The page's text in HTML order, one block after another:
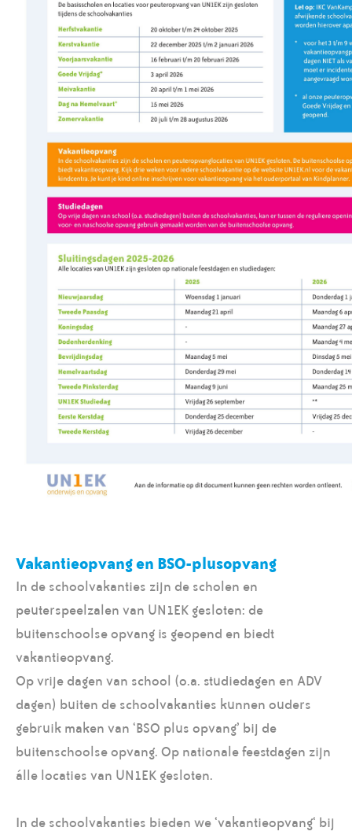
Vakantieopvang en BSO-plusopvang
In de schoolvakanties zijn de scholen en
peuterspeelzalen van UN1EK gesloten: de
buitenschoolse opvang is geopend en biedt
vakantieopvang.
Op vrije dagen van school (o.a. studiedagen en ADV
dagen) buiten de schoolvakanties kunnen ouders
gebruik maken van ‘BSO plus opvang’ bij de
buitenschoolse opvang. Op nationale feestdagen zijn
álle locaties van UN1EK gesloten.
In de schoolvakanties bieden we ‘vakantieopvang‘ bij